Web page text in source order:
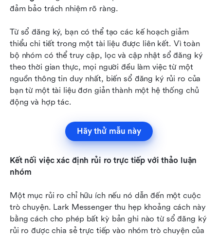
đảm bảo trách nhiệm rõ ràng.
Từ sổ đăng ký, bạn có thể tạo các kế hoạch giảm
thiểu chi tiết trong một tài liệu được liên kết. Vì toàn
bộ nhóm có thể truy cập, lọc và cập nhật sổ đăng ký
theo thời gian thực, mọi người đều làm việc từ một
nguồn thông tin duy nhất, biến sổ đăng ký rủi ro của
bạn từ một tài liệu đơn giản thành một hệ thống chủ
động và hợp tác.
Hãy thử mẫu này
Kết nối việc xác định rủi ro trực tiếp với thảo luận
nhóm
Một mục rủi ro chỉ hữu ích nếu nó dẫn đến một cuộc
trò chuyện. Lark Messenger thu hẹp khoảng cách này
bằng cách cho phép bất kỳ bản ghi nào từ sổ đăng ký
rủi ro được chia sẻ trực tiếp vào nhóm trò chuyện của